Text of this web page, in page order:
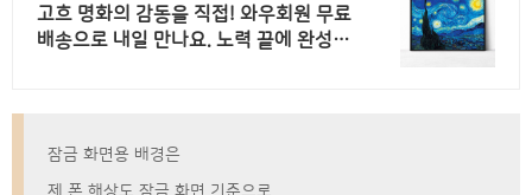
고흐 명화의 감동을 직접! 와우회원 무료
배송으로 내일 만나요. 노력 끝에 완성된
잠금 화면용 배경은